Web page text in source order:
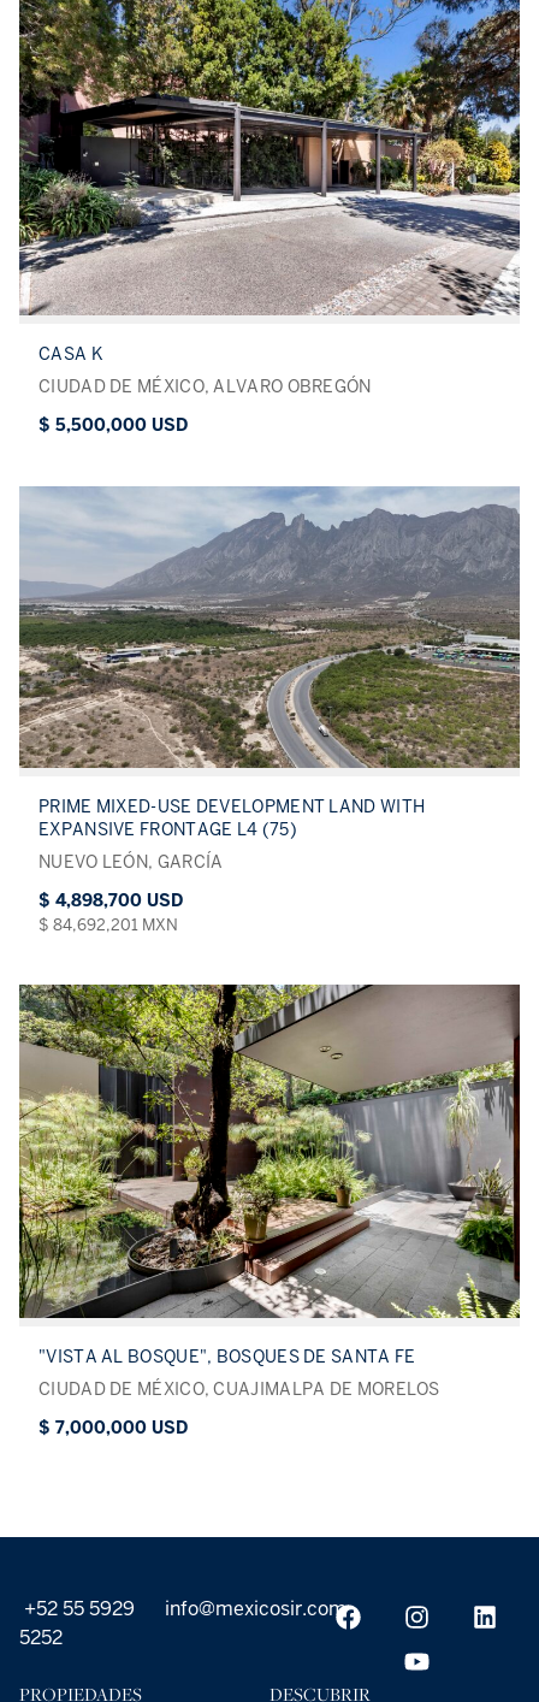
CASA K
CIUDAD DE MÉXICO, ALVARO OBREGÓN
$ 5,500,000 USD
PRIME MIXED-USE DEVELOPMENT LAND WITH
EXPANSIVE FRONTAGE L4 (75)
NUEVO LEÓN, GARCÍA
$ 4,898,700 USD
$ 84,692,201 MXN
"VISTA AL BOSQUE", BOSQUES DE SANTA FE
CIUDAD DE MÉXICO, CUAJIMALPA DE MORELOS
$ 7,000,000 USD
+52 55 5929
5252
info@mexicosir.com
PROPIEDADES DESCUBRIR